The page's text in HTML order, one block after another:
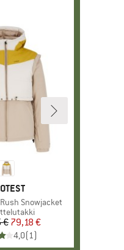
Snowjacket
Hinta
€Alennettu hinta
79,18 €
4,0(1)